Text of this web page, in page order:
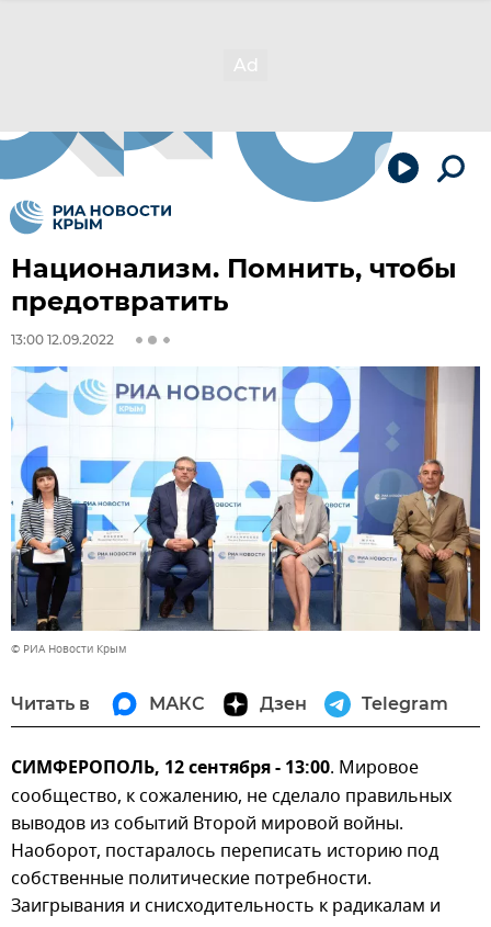
Национализм. Помнить, чтобы
предотвратить
13:00 12.09.2022
© РИА Новости Крым
Читать в МАКС Дзен Telegram
СИМФЕРОПОЛЬ, 12 сентября - 13:00. Мировое
сообщество, к сожалению, не сделало правильных
выводов из событий Второй мировой войны.
Наоборот, постаралось переписать историю под
собственные политические потребности.
Заигрывания и снисходительность к радикалам и